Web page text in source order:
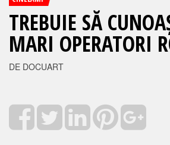
TREBUIE SĂ
MARI OPERATORI
DE DOCUART